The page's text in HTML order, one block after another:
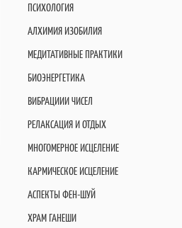
ПСИХОЛОГИЯ
АЛХИМИЯ ИЗОБИЛИЯ
МЕДИТАТИВНЫЕ ПРАКТИКИ
БИОЭНЕРГЕТИКА
ВИБРАЦИИИ ЧИСЕЛ
РЕЛАКСАЦИЯ И ОТДЫХ
МНОГОМЕРНОЕ ИСЦЕЛЕНИЕ
КАРМИЧЕСКОЕ ИСЦЕЛЕНИЕ
АСПЕКТЫ ФЕН-ШУЙ
ХРАМ ГАНЕШИ